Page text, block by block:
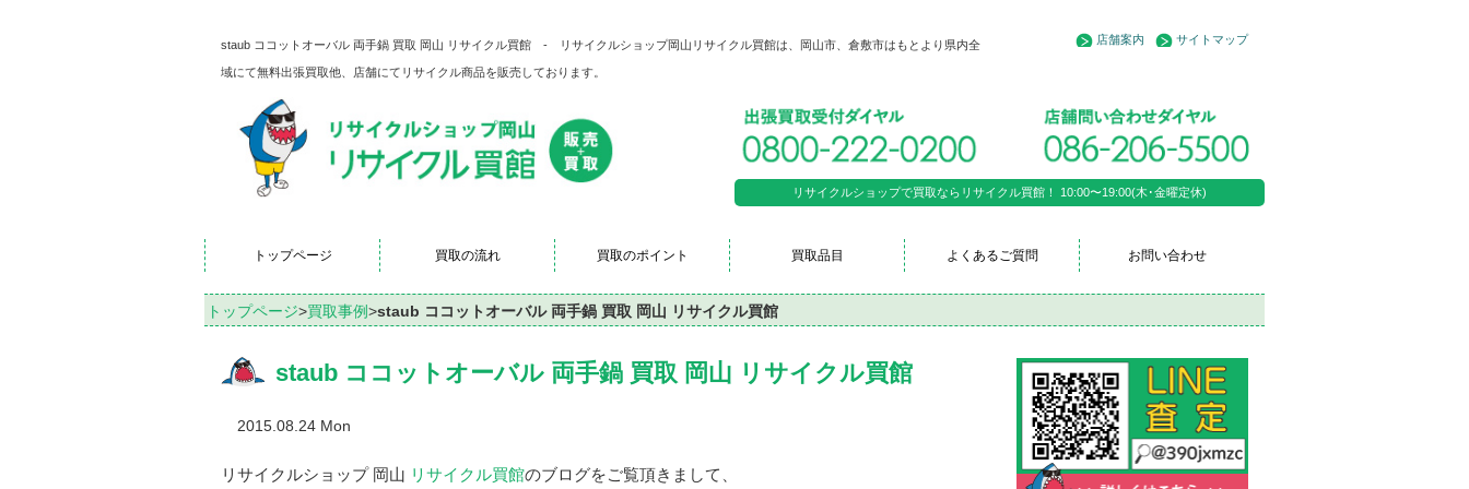
staub ココットオーバル 両手鍋 買取 岡山 リサイクル買館 - リサイクルショップ岡山リサイクル買館は、岡山市、倉敷市はもとより県内全
域にて無料出張買取他、店舗にてリサイクル商品を販売しております。
店舗案内 サイトマップ
リサイクルショップで買取ならリサイクル買館！ 10:00〜19:00(木･金曜定休)
トップページ 買取の流れ 買取のポイント 買取品目 よくあるご質問 お問い合わせ
トップページ>買取事例>staub ココットオーバル 両手鍋 買取 岡山 リサイクル買館
staub ココットオーバル 両手鍋 買取 岡山 リサイクル買館
2015.08.24 Mon
リサイクルショップ 岡山 リサイクル買館のブログをご覧頂きまして、